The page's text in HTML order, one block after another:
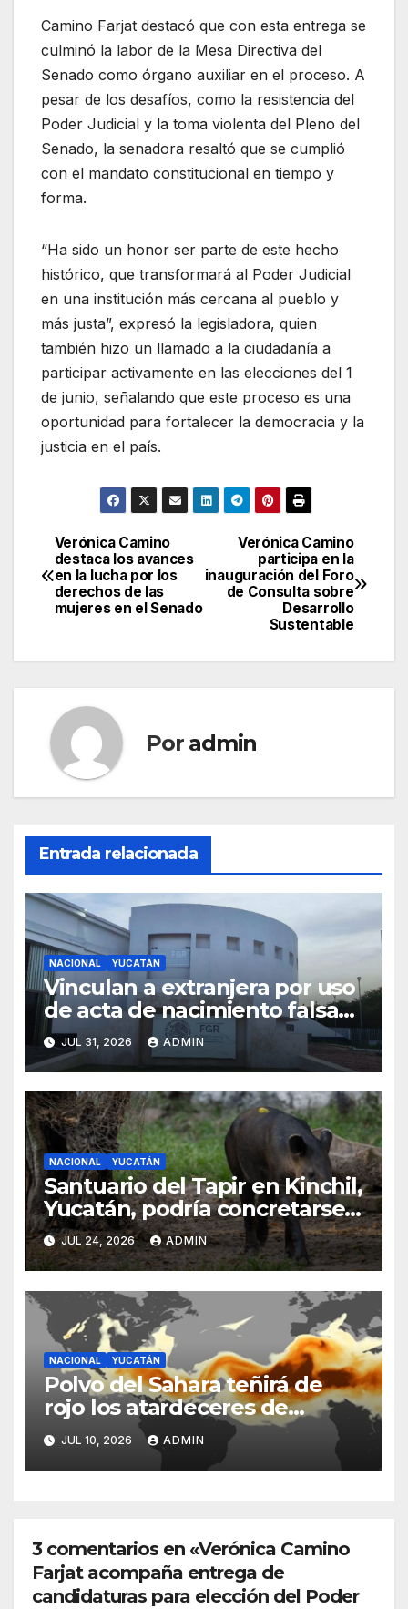
Camino Farjat destacó que con esta entrega se
culminó la labor de la Mesa Directiva del
Senado como órgano auxiliar en el proceso. A
pesar de los desafíos, como la resistencia del
Poder Judicial y la toma violenta del Pleno del
Senado, la senadora resaltó que se cumplió
con el mandato constitucional en tiempo y
forma.
“Ha sido un honor ser parte de este hecho
histórico, que transformará al Poder Judicial
en una institución más cercana al pueblo y
más justa”, expresó la legisladora, quien
también hizo un llamado a la ciudadanía a
participar activamente en las elecciones del 1
de junio, señalando que este proceso es una
oportunidad para fortalecer la democracia y la
justicia en el país.
Navegación
de
entradas
Verónica Camino
participa en la
inauguración del Foro
de Consulta sobre
Desarrollo
Sustentable
Verónica Camino
destaca los avances
en la lucha por los
derechos de las
mujeres en el Senado
Por admin
Entrada relacionada
NACIONAL YUCATÁN
Vinculan a extranjera por uso
de acta de nacimiento falsa
en trámite de refugio en
Yucatán
JUL 31, 2026 ADMIN
NACIONAL YUCATÁN
Santuario del Tapir en Kinchil,
Yucatán, podría concretarse a
finales de año
JUL 24, 2026 ADMIN
NACIONAL YUCATÁN
Polvo del Sahara teñirá de
rojo los atardeceres de
Yucatán este fin de semana
JUL 10, 2026 ADMIN
3 comentarios en «Verónica Camino
Farjat acompaña entrega de
candidaturas para elección del Poder